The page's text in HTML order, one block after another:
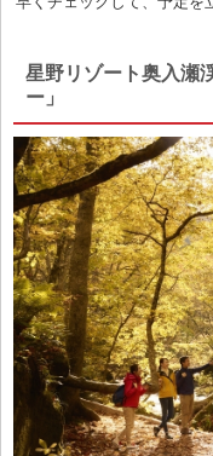
星野リゾート奥入瀬
ー」